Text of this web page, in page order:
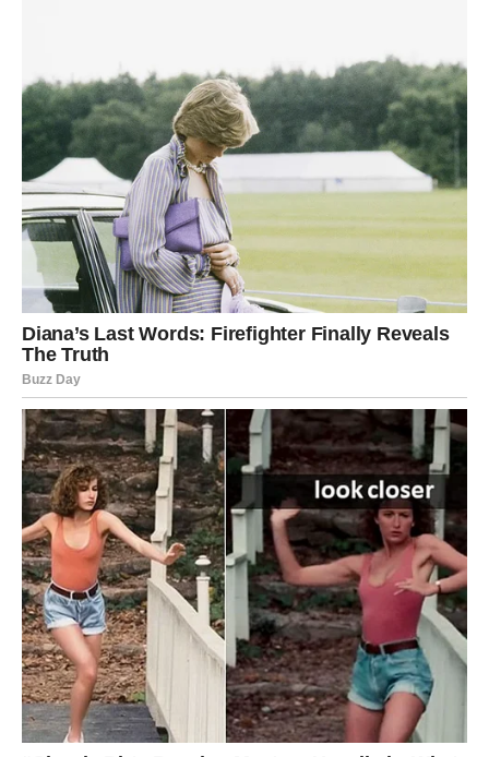
njenom poslednjem albumu, Brena je uključila elemente
savremenih muzičkih pravaca, kao što su R&B i pop,
pokazujući tako svoju adaptabilnost i spremnost da prihvati
nove trendove.
Rivalstvo ili Simbioza?
Mnogi analitičari muzičke scene postavljaju pitanje: da li je
rivalstvo između Brene i Prijovićke zdrav fenomen ili ga treba
takmičenje može biti motivirajuće, drugi ističu da su im
zajednički ciljevi promocija muzike i zabava publike.
stvarnosti, rivalstvo može podstaknuti umetnike da pređu
svoje granice. Na raznim festivalima i humanitarnim
koncertima, ove dve pevačice su se zajedno pojavile,
pokazujući da i u konkurenciji može postojati prostor za
zajedništvo.Ovo rivalstvo takođe donosi i dodatnu dinamiku
na muzičku scenu, jer se fanovi angažuju, komentarišu i
diskutuju o njihovim uspjesima i postignućima. U medijima
često možemo vidjeti naslove koji ih porede, a to može imati i
pozitivne i negativne efekte.Pozitivno je to što se otvara
diskusija o muzici kao umetnosti, dok negativno može dovesti
do suludih spekulacija i dramatičnih naslova koji ne odražavaju
stvarnost. Ipak, bez obzira na to kako to mediji prikazuju,
jasno je da rivalstvo može biti motivacija za obe izvođačice da